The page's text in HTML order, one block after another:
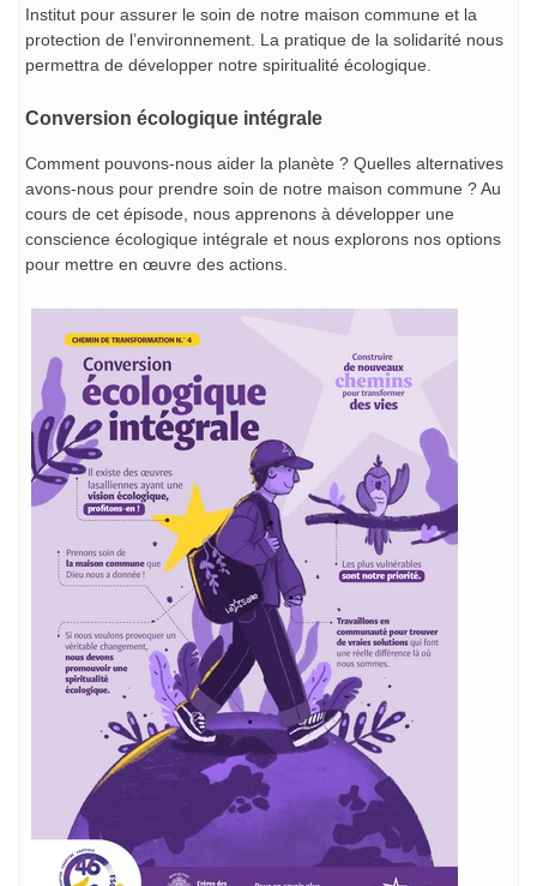
Institut pour assurer le soin de notre maison commune et la
protection de l’environnement. La pratique de la solidarité nous
permettra de développer notre spiritualité écologique.
Conversion écologique intégrale
Comment pouvons-nous aider la planète ? Quelles alternatives
avons-nous pour prendre soin de notre maison commune ? Au
cours de cet épisode, nous apprenons à développer une
conscience écologique intégrale et nous explorons nos options
pour mettre en œuvre des actions.